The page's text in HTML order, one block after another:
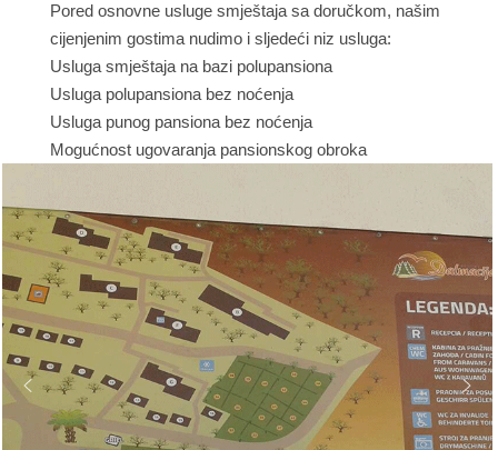
Pored osnovne usluge smještaja sa doručkom, našim
cijenjenim gostima nudimo i sljedeći niz usluga:
Usluga smještaja na bazi polupansiona
Usluga polupansiona bez noćenja
Usluga punog pansiona bez noćenja
Mogućnost ugovaranja pansionskog obroka